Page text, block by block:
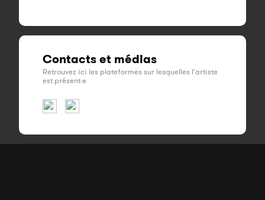
Contacts et médias
Retrouvez ici les plateformes sur lesquelles l'artiste
est présent·e